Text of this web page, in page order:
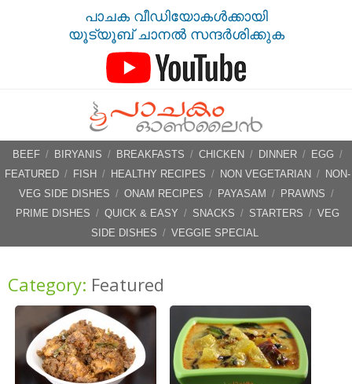
പാചക വീഡിയോകൾക്കായി
യൂട്യൂബ് ചാനൽ സന്ദർശിക്കുക
BEEF / BIRYANIS / BREAKFASTS / CHICKEN / DINNER / EGG /
FEATURED / FISH / HEALTHY RECIPES / NON VEGETARIAN / NON-
VEG SIDE DISHES / ONAM RECIPES / PAYASAM / PRAWNS /
PRIME DISHES / QUICK & EASY / SNACKS / STARTERS / VEG
SIDE DISHES / VEGGIE SPECIAL
Category: Featured